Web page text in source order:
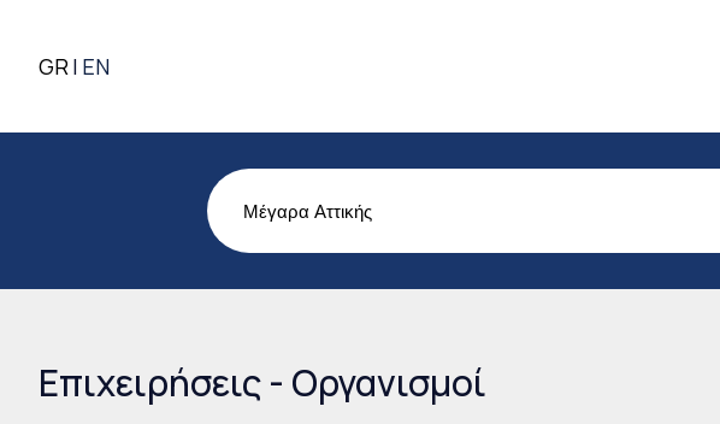
GR EN
Επιχειρήσεις - Οργανισμοί